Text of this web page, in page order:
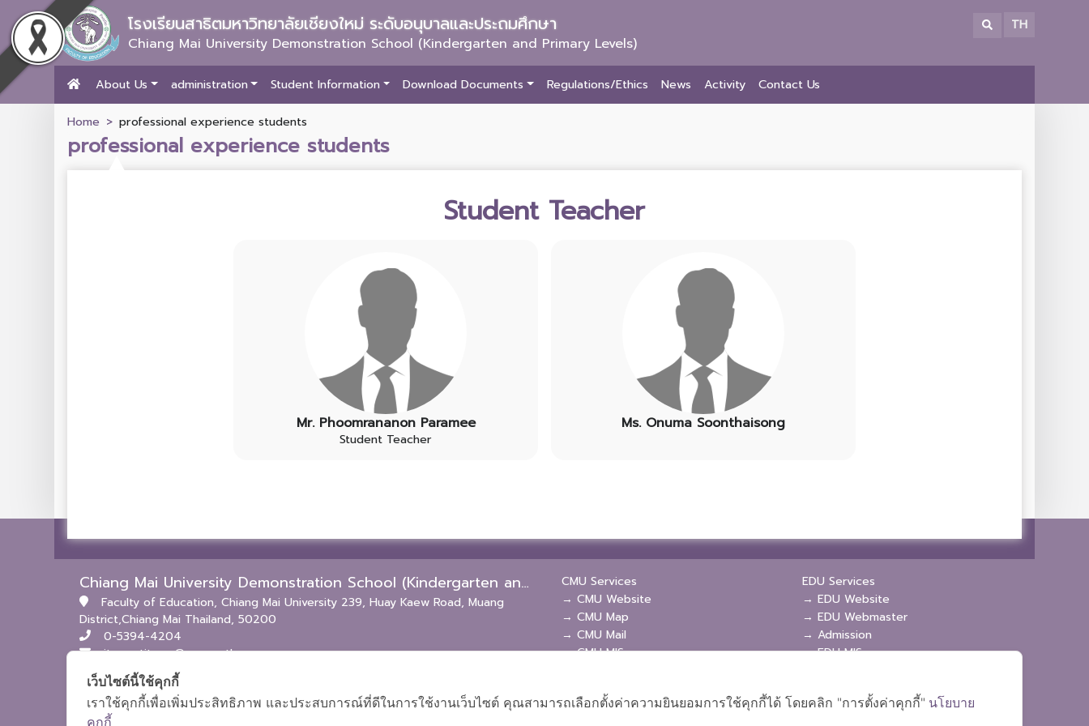
โรงเรียนสาธิตมหาวิทยาลัยเชียงใหม่ ระดับอนุบาลและประถมศึกษา
Chiang Mai University Demonstration School (Kindergarten and Primary Levels)
TH
About Us administration Student Information Download Documents Regulations/Ethics News Activity Contact Us
Home professional experience students
professional experience students
Student Teacher
Mr. Phoomrananon Paramee
Student Teacher
Ms. Onuma Soonthaisong
Chiang Mai University Demonstration School (Kindergarten and Primary Levels)
Faculty of Education, Chiang Mai University 239, Huay Kaew Road, Muang
District,Chiang Mai Thailand, 50200
0-5394-4204
itpc.satitcmu@cmu.ac.th
CMU Services
→ CMU Website
→ CMU Map
→ CMU Mail
→ CMU MIS
EDU Services
→ EDU Website
→ EDU Webmaster
→ Admission
→ EDU MIS
เว็บไซต์นี้ใช้คุกกี้
เราใช้คุกกี้เพื่อเพิ่มประสิทธิภาพ และประสบการณ์ที่ดีในการใช้งานเว็บไซต์ คุณสามารถเลือกตั้งค่าความยินยอมการใช้คุกกี้ได้ โดยคลิก "การตั้งค่าคุกกี้" นโยบาย
คุกกี้